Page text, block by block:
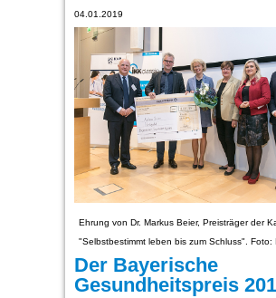
04.01.2019
Ehrung von Dr. Markus Beier, Preisträger der
"Selbstbestimmt leben bis zum Schluss". Foto:
Der Bayerische
Gesundheitspreis